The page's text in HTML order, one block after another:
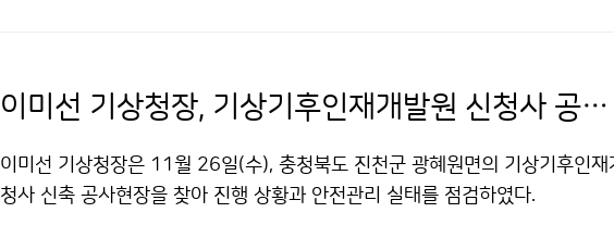
이미선 기상청장, 기상기후인재개발원 신청사 공사현장 점검
이미선 기상청장은 11월 26일(수), 충청북도 진천군 광혜원면의 기상기후인재
청사 신축 공사현장을 찾아 진행 상황과 안전관리 실태를 점검하였다.